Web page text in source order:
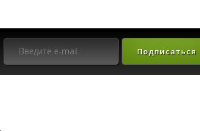
Подписаться